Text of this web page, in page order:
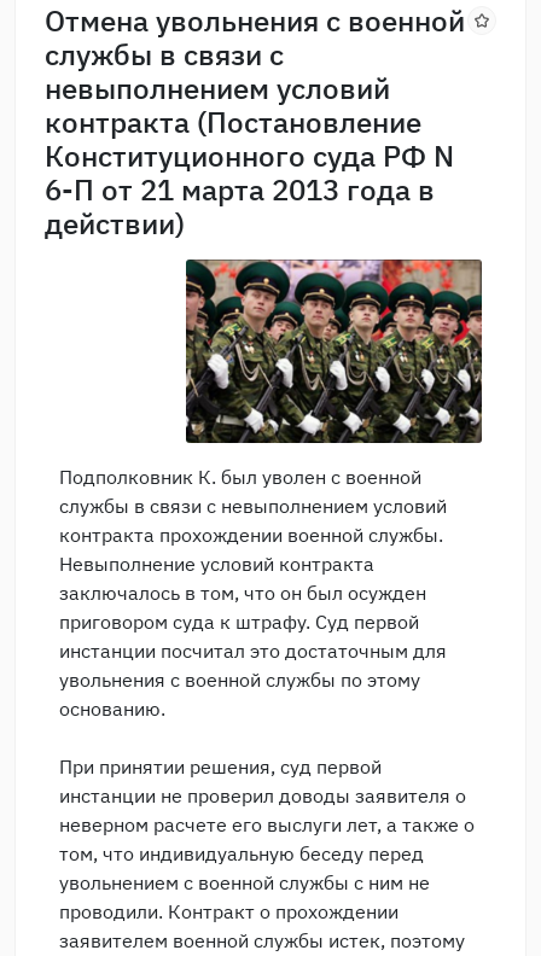
Отмена увольнения с военной
службы в связи с
невыполнением условий
контракта (Постановление
Конституционного суда РФ N
6-П от 21 марта 2013 года в
действии)
Подполковник К. был уволен с военной
службы в связи с невыполнением условий
контракта прохождении военной службы.
Невыполнение условий контракта
заключалось в том, что он был осужден
приговором суда к штрафу. Суд первой
инстанции посчитал это достаточным для
увольнения с военной службы по этому
основанию.
При принятии решения, суд первой
инстанции не проверил доводы заявителя о
неверном расчете его выслуги лет, а также о
том, что индивидуальную беседу перед
увольнением с военной службы с ним не
проводили. Контракт о прохождении
заявителем военной службы истек, поэтому